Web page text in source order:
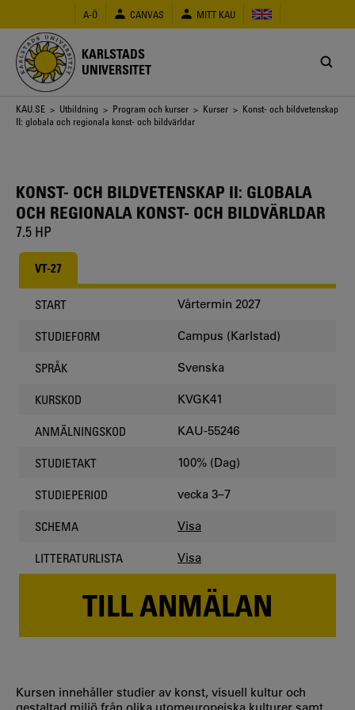
huvudinnehåll
A-Ö CANVAS MITT KAU
KARLSTADS
UNIVERSITET
Länkstig
KAU.SE > Utbildning > Program och kurser > Kurser > Konst- och bildvetenskap
II: globala och regionala konst- och bildvärldar
KONST- OCH BILDVETENSKAP II: GLOBALA
OCH REGIONALA KONST- OCH BILDVÄRLDAR
7.5 HP
VT-27
START Vårtermin 2027
STUDIEFORM Campus (Karlstad)
SPRÅK Svenska
KURSKOD KVGK41
ANMÄLNINGSKOD KAU-55246
STUDIETAKT 100% (Dag)
STUDIEPERIOD vecka 3–7
SCHEMA Visa
LITTERATURLISTA Visa
TILL ANMÄLAN
Kursen innehåller studier av konst, visuell kultur och
gestaltad miljö från olika utomeuropeiska kulturer samt